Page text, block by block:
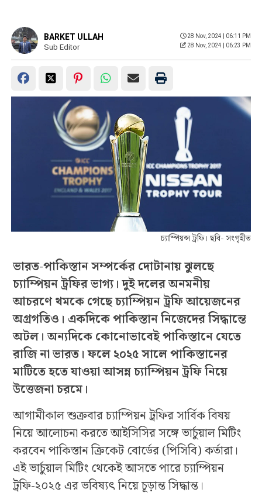
BARKET ULLAH
Sub Editor
28 Nov, 2024 | 06:11 PM
28 Nov, 2024 | 06:23 PM
চ্যাম্পিয়ন্স ট্রফি। ছবি- সংগৃহীত
ভারত-পাকিস্তান সম্পর্কের দোটানায় ঝুলছে
চ্যাম্পিয়ন ট্রফির ভাগ্য। দুই দলের অনমনীয়
আচরণে থমকে গেছে চ্যাম্পিয়ন ট্রফি আয়েজনের
অগ্রগতিও। একদিকে পাকিস্তান নিজেদের সিদ্ধান্তে
অটল। অন্যদিকে কোনোভাবেই পাকিস্তানে যেতে
রাজি না ভারত। ফলে ২০২৫ সালে পাকিস্তানের
মাটিতে হতে যাওয়া আসন্ন চ্যাম্পিয়ন ট্রফি নিয়ে
উত্তেজনা চরমে।
আগামীকাল শুক্রবার চ্যাম্পিয়ন ট্রফির সার্বিক বিষয়
নিয়ে আলোচনা করতে আইসিসির সঙ্গে ভার্চুয়াল মিটিং
করবেন পাকিস্তান ক্রিকেট বোর্ডের (পিসিবি) কর্তারা।
এই ভার্চুয়াল মিটিং থেকেই আসতে পারে চ্যাম্পিয়ন
ট্রফি-২০২৫ এর ভবিষ্যৎ নিয়ে চূড়ান্ত সিদ্ধান্ত।